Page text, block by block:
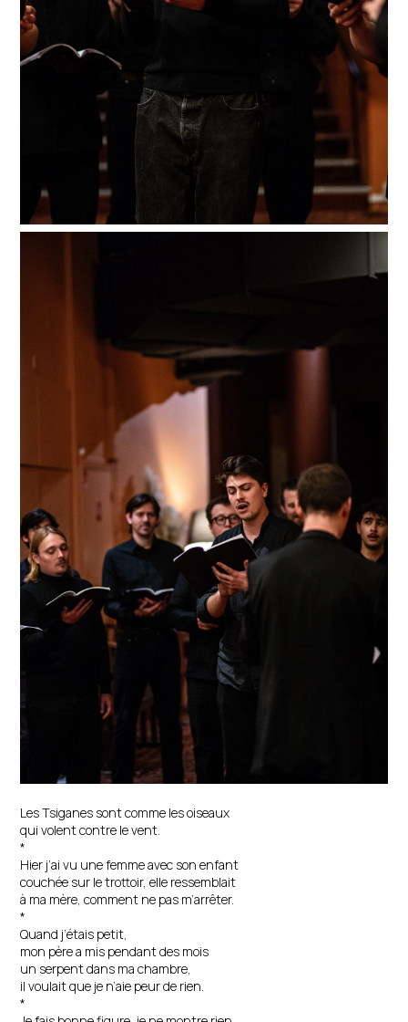
Les Tsiganes sont comme les oiseaux
qui volent contre le vent.
*
Hier j’ai vu une femme avec son enfant
couchée sur le trottoir, elle ressemblait
à ma mère, comment ne pas m’arrêter.
*
Quand j’étais petit,
mon père a mis pendant des mois
un serpent dans ma chambre,
il voulait que je n’aie peur de rien.
*